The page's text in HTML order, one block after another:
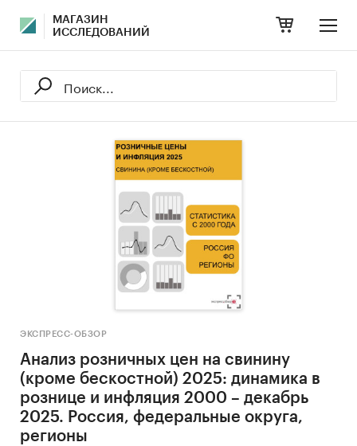
МАГАЗИН
ИССЛЕДОВАНИЙ
ЭКСПРЕСС-ОБЗОР
Анализ розничных цен на свинину
(кроме бескостной) 2025: динамика в
рознице и инфляция 2000 – декабрь
2025. Россия, федеральные округа,
регионы